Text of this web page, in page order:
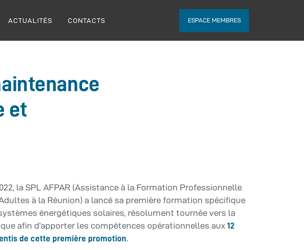
ESPACE MEMBRES
ACTUALITÉS CONTACTS
et
la SPL AFPAR (Assistance à la Formation Professionnelle
à la Réunion) a lancé sa première formation spécifique
énergétiques solaires, résolument tournée vers la
afin d’apporter les compétences opérationnelles aux 12
de cette première promotion.